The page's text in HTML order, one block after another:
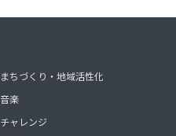
まちづくり・地域活性化
音楽
チャレンジ